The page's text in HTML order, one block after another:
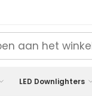
LED Downlighters